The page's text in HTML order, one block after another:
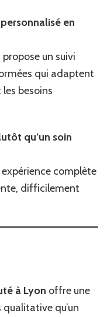
en
un suivi
qui adaptent
besoins
qu’un soin
complète
difficilement
à Lyon offre une
qu’un